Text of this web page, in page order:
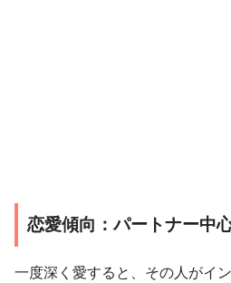
恋愛傾向：パートナー中
一度深く愛すると、その人がイ